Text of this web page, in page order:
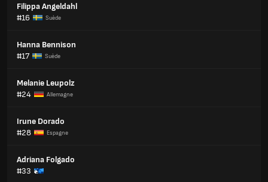
Filippa Angeldahl
#16
Suède
Hanna Bennison
#17
Suède
Melanie Leupolz
#24
Allemagne
Irune Dorado
#28
Espagne
Adriana Folgado
#33